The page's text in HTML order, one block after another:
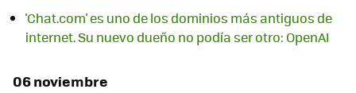
'Chat.com' es uno de los dominios más antiguos de
internet. Su nuevo dueño no podía ser otro: OpenAI
06 noviembre